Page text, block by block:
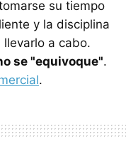
su tiempo
y la disciplina
a cabo.
se "equivoque".
.